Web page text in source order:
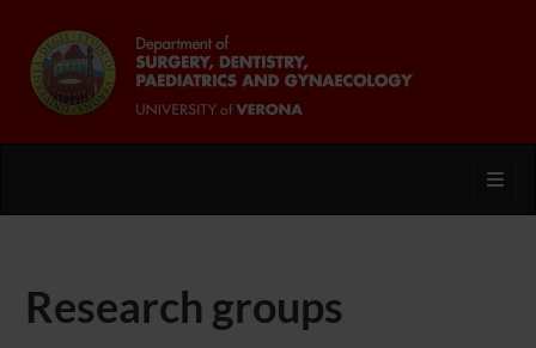
Research groups